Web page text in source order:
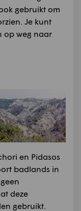
gebruikt om
Je kunt
op weg naar
en Pidasos
badlands in
deze
gebruikt.